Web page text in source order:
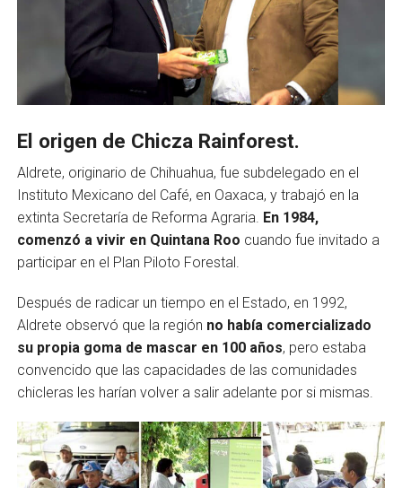
El origen de Chicza Rainforest.
Aldrete, originario de Chihuahua, fue subdelegado en el
Instituto Mexica­no del Café, en Oaxaca, y trabajó en la
extinta Secretaría de Reforma Agraria. En 1984,
comenzó a vivir en Quintana Roo cuando fue invitado a
participar en el Plan Piloto Forestal.
Después de radicar un tiempo en el Estado, en 1992,
Aldrete observó que la región no había comercializado
su propia goma de mascar en 100 años, pero estaba
convencido que las capacidades de las comunidades
chicleras les harían volver a salir adelante por si mismas.